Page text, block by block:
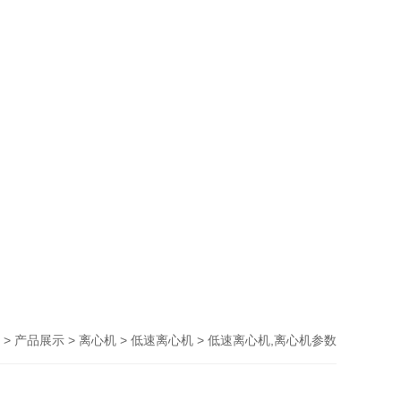
> 产品展示 > 离心机 > 低速离心机 > 低速离心机,离心机参数